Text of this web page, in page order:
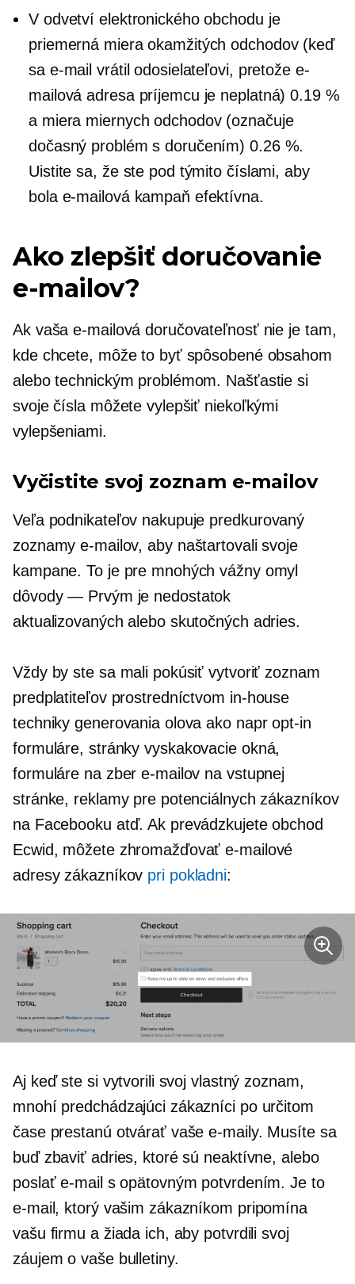
V odvetví elektronického obchodu je
priemerná miera okamžitých odchodov (keď
sa e-mail vrátil odosielateľovi, pretože e-
mailová adresa príjemcu je neplatná) 0.19 %
a miera miernych odchodov (označuje
dočasný problém s doručením) 0.26 %.
Uistite sa, že ste pod týmito číslami, aby
bola e-mailová kampaň efektívna.
Ako zlepšiť doručovanie
e-mailov?
Ak vaša e-mailová doručovateľnosť nie je tam,
kde chcete, môže to byť spôsobené obsahom
alebo technickým problémom. Našťastie si
svoje čísla môžete vylepšiť niekoľkými
vylepšeniami.
Vyčistite svoj zoznam e-mailov
Veľa podnikateľov nakupuje predkurovaný
zoznamy e-mailov, aby naštartovali svoje
kampane. To je pre mnohých vážny omyl
dôvody — Prvým je nedostatok
aktualizovaných alebo skutočných adries.
Vždy by ste sa mali pokúsiť vytvoriť zoznam
predplatiteľov prostredníctvom in-house
techniky generovania olova ako napropt-in
formuláre, stránkyvyskakovacie okná,
formuláre na zber e-mailov na vstupnej
stránke, reklamy pre potenciálnych zákazníkov
na Facebooku atď. Ak prevádzkujete obchod
Ecwid, môžete zhromažďovať e-mailové
adresy zákazníkov pri pokladni:
Aj keď ste si vytvorili svoj vlastný zoznam,
mnohí predchádzajúci zákazníci po určitom
čase prestanú otvárať vaše e-maily. Musíte sa
buď zbaviť adries, ktoré sú neaktívne, alebo
poslať e-mail s opätovným potvrdením. Je to
e-mail, ktorý vašim zákazníkom pripomína
vašu firmu a žiada ich, aby potvrdili svoj
záujem o vaše bulletiny.